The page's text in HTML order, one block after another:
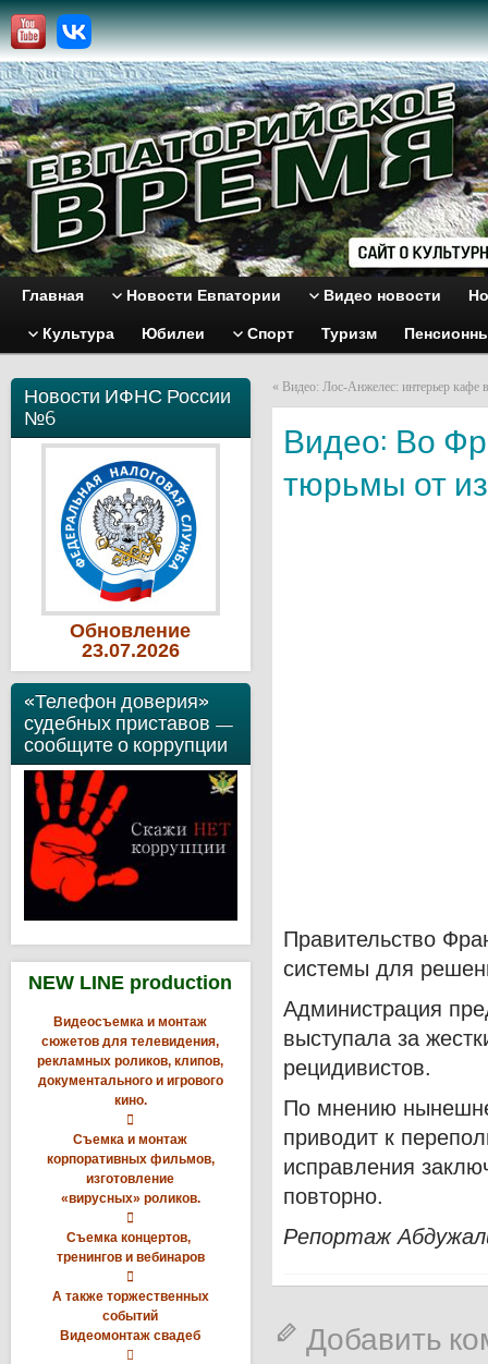
Главная Новости Евпатории Видео новости
Культура Юбилеи Спорт Туризм
Новости ИФНС России
№6
Обновление
23.07.2026
«Телефон доверия»
судебных приставов —
сообщите о коррупции
NEW LINE production
Видеосъемка и монтаж
сюжетов для телевидения,
рекламных роликов, клипов,
документального и игрового
кино.

Съемка и монтаж
корпоративных фильмов,
изготовление
«вирусных» роликов.

Съемка концертов,
тренингов и вебинаров

А также торжественных
событий
Видеомонтаж свадеб

« Видео: Лос-Анжелес: интерьер кафе в
Видео: Во
тюрьмы от
Правительство
системы для
Администрация
выступала за
рецидивистов.
По мнению
приводит к
исправления
повторно.
Репортаж
Добавить